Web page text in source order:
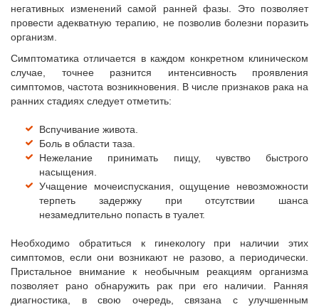
негативных изменений самой ранней фазы. Это позволяет
провести адекватную терапию, не позволив болезни поразить
организм.
Симптоматика отличается в каждом конкретном клиническом
случае, точнее разнится интенсивность проявления
симптомов, частота возникновения. В числе признаков рака на
ранних стадиях следует отметить:
Вспучивание живота.
Боль в области таза.
Нежелание принимать пищу, чувство быстрого
насыщения.
Учащение мочеиспускания, ощущение невозможности
терпеть задержку при отсутствии шанса
незамедлительно попасть в туалет.
Необходимо обратиться к гинекологу при наличии этих
симптомов, если они возникают не разово, а периодически.
Пристальное внимание к необычным реакциям организма
позволяет рано обнаружить рак при его наличии. Ранняя
диагностика, в свою очередь, связана с улучшенным